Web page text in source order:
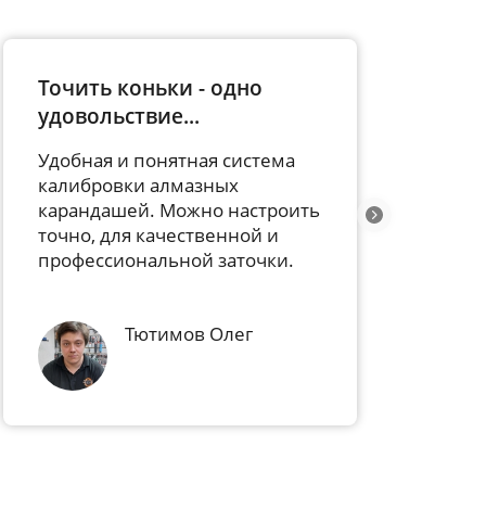
Станок супер, достойный
аналог SSM-а
Все элементы расположены
очень удобно. ничего не
люфтит, работать приятно.
Николай Кириогло